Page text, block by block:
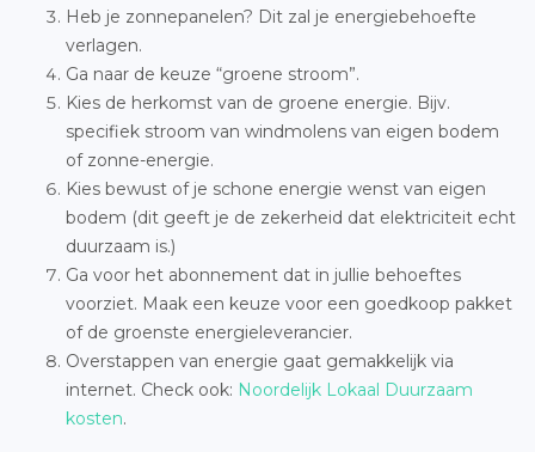
Heb je zonnepanelen? Dit zal je energiebehoefte
verlagen.
Ga naar de keuze “groene stroom”.
Kies de herkomst van de groene energie. Bijv.
specifiek stroom van windmolens van eigen bodem
of zonne-energie.
Kies bewust of je schone energie wenst van eigen
bodem (dit geeft je de zekerheid dat elektriciteit echt
duurzaam is.)
Ga voor het abonnement dat in jullie behoeftes
voorziet. Maak een keuze voor een goedkoop pakket
of de groenste energieleverancier.
Overstappen van energie gaat gemakkelijk via
internet. Check ook: Noordelijk Lokaal Duurzaam
kosten.